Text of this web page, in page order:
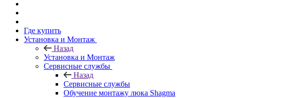
Где купить
Установка и Монтаж
Назад
Установка и Монтаж
Сервисные службы
Назад
Сервисные службы
Обучение монтажу люка Shagma